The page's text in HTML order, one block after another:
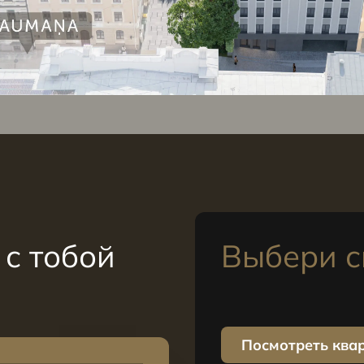
тобой Выбери
Посмотреть